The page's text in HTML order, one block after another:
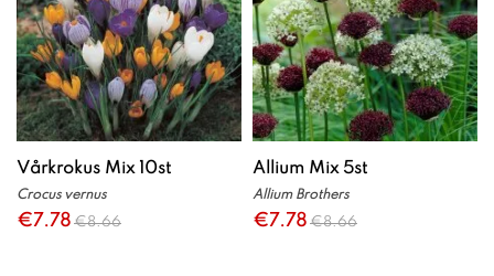
Vårkrokus Mix 10st
Crocus vernus
€7.78 €8.66
Allium Mix 5st
Allium Brothers
€7.78 €8.66